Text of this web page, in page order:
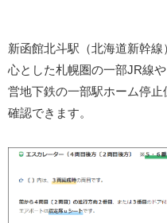
新函館北斗駅（北海道新幹
心とした札幌圏の一部JR線
営地下鉄の一部駅ホーム停
確認できます。